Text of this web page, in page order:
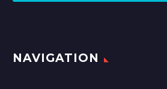
NAVIGATION